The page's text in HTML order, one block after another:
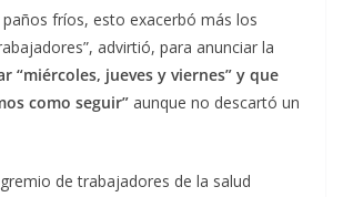
paños fríos, esto exacerbó más los
advirtió, para anunciar la
“miércoles, jueves y viernes” y que
como seguir” aunque no descartó un
de trabajadores de la salud